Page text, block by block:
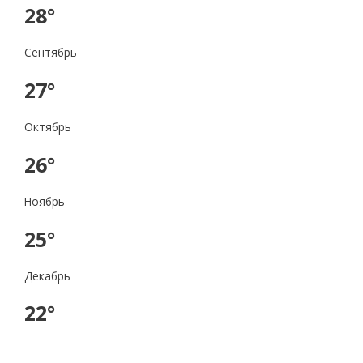
28°
Сентябрь
27°
Октябрь
26°
Ноябрь
25°
Декабрь
22°